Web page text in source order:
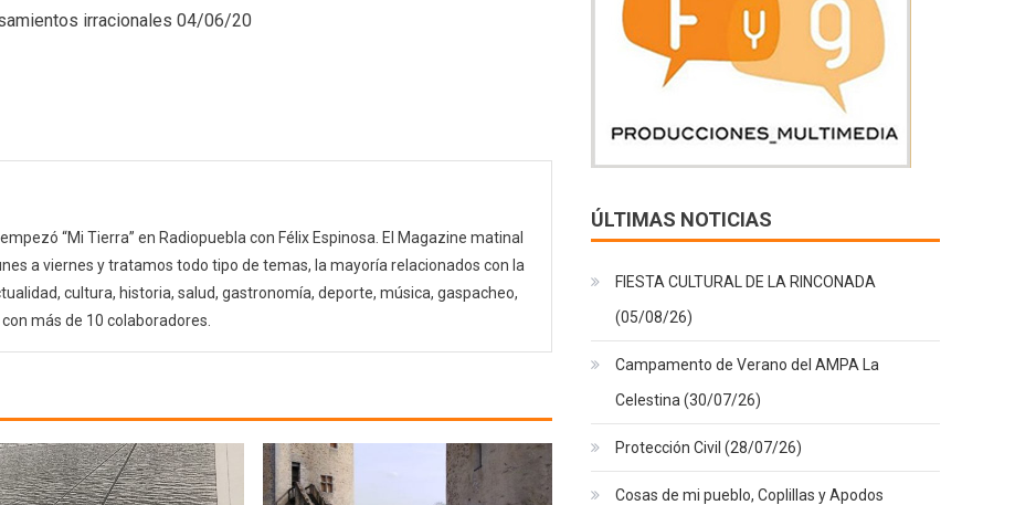
(04/06/20)irracionales 04/06/20
“Mi Tierra” en Radiopuebla con Félix Espinosa. El Magazine matinal
a viernes y tratamos todo tipo de temas, la mayoría relacionados con la
cultura, historia, salud, gastronomía, deporte, música, gaspacheo,
más de 10 colaboradores.
ÚLTIMAS NOTICIAS
FIESTA CULTURAL DE LA RINCONADA
(05/08/26)
Campamento de Verano del AMPA La
Celestina (30/07/26)
Protección Civil (28/07/26)
Cosas de mi pueblo, Coplillas y Apodos